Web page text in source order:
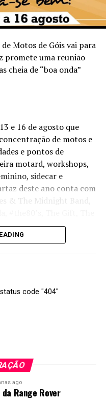
Motos de Góis vai para
promete uma reunião
cheia de “boa onda”
e 16 de agosto que
de motos e
e pontos de
motard, workshops,
sidecar e
deste ano conta com
& The Midnight Band,
code "404"
ago
Range Rover